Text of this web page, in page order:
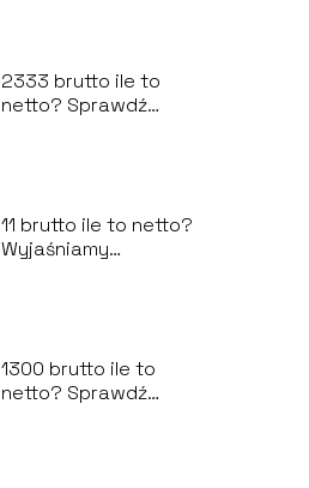
2333 brutto ile to
netto? Sprawdź
11 brutto ile to netto?
Wyjaśniamy
1300 brutto ile to
netto? Sprawdź